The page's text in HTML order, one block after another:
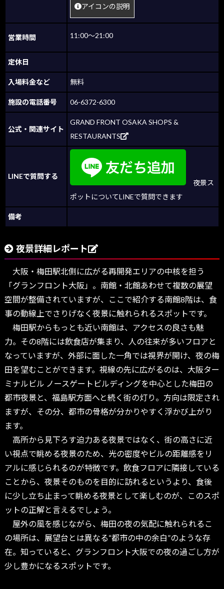
アイコンの説明
営業時間 11:00～21:00
定休日
入場料金など 無料
施設の電話番号 06-6372-6300
公式・関連サイト
GRAND FRONT OSAKA SHOPS &
RESTAURANTS
LINEで質問する
夜景ス
ポットについてLINEで質問できます
備考
夜景詳細レポート
大阪・梅田駅北側に広がる再開発エリアの中核を担う
「グランフロント大阪」。南館・北館あわせて複数の展望
空間が整備されていますが、ここで紹介する南館8階は、食
事の動線上でさりげなく夜景に触れられるスポットです。
梅田駅からもっとも近い南館は、アクセスの良さも魅
力。その8階には飲食店が集まり、人の往来が多いフロアと
なっていますが、外部に面した一角では視界が開け、夜の梅
田を望むことができます。視線の先に広がるのは、大阪ター
ミナルビル ノースゲートビルディングを中心とした梅田の
都市夜景と、福島駅方面へと続く街の灯り。方向は限定され
ますが、その分、都市の骨格が分かりやすく浮かび上がり
ます。
高所から見下ろす迫力ある夜景ではなく、街の高さに近
い視点で眺める夜景のため、光の密度やビルの距離感をリ
アルに感じられるのが特徴です。飲食フロアに隣接している
ことから、夜景そのものを目的に訪れるというより、食後
に少し立ち止まって眺める夜景として楽しむのが、このスポ
ットの正解と言えるでしょう。
屋外の風を感じながら、梅田の夜の気配に触れられるこ
の場所は、展望台とは異なる“都市の中の余白”のような存
在。知っていると、グランフロント大阪での夜の過ごし方が
少し豊かになるスポットです。